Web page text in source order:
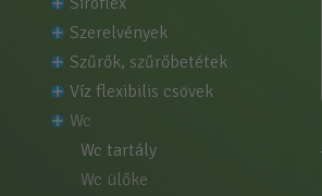
szerelvények
szűrők, szűrőbetétek
víz flexibilis csövek
wc
wc tartály
wc ülőke